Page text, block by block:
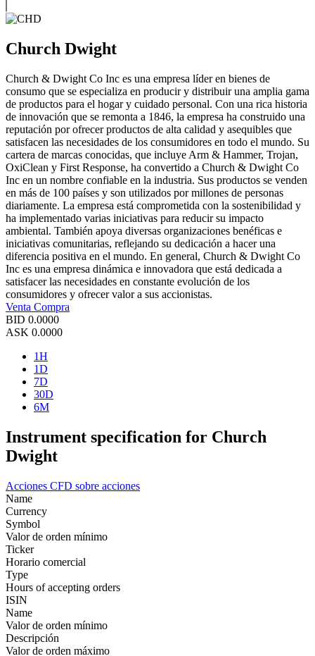
Church Dwight
Church & Dwight Co Inc es una empresa líder en bienes de
consumo que se especializa en producir y distribuir una amplia gama
de productos para el hogar y cuidado personal. Con una rica historia
de innovación que se remonta a 1846, la empresa ha construido una
reputación por ofrecer productos de alta calidad y asequibles que
satisfacen las necesidades de los consumidores en todo el mundo. Su
cartera de marcas conocidas, que incluye Arm & Hammer, Trojan,
OxiClean y First Response, ha convertido a Church & Dwight Co
Inc en un nombre confiable en la industria. Sus productos se venden
en más de 100 países y son utilizados por millones de personas
diariamente. La empresa está comprometida con la sostenibilidad y
ha implementado varias iniciativas para reducir su impacto
ambiental. También apoya diversas organizaciones benéficas e
iniciativas comunitarias, reflejando su dedicación a hacer una
diferencia positiva en el mundo. En general, Church & Dwight Co
Inc es una empresa dinámica e innovadora que está dedicada a
satisfacer las necesidades en constante evolución de los
consumidores y ofrecer valor a sus accionistas.
Venta Compra
BID 0.0000
ASK 0.0000
1H
1D
7D
30D
6M
Instrument specification for Church
Dwight
Acciones CFD sobre acciones
Name
Currency
Symbol
Valor de orden mínimo
Ticker
Horario comercial
Type
Hours of accepting orders
ISIN
Name
Valor de orden mínimo
Descripción
Valor de orden máximo